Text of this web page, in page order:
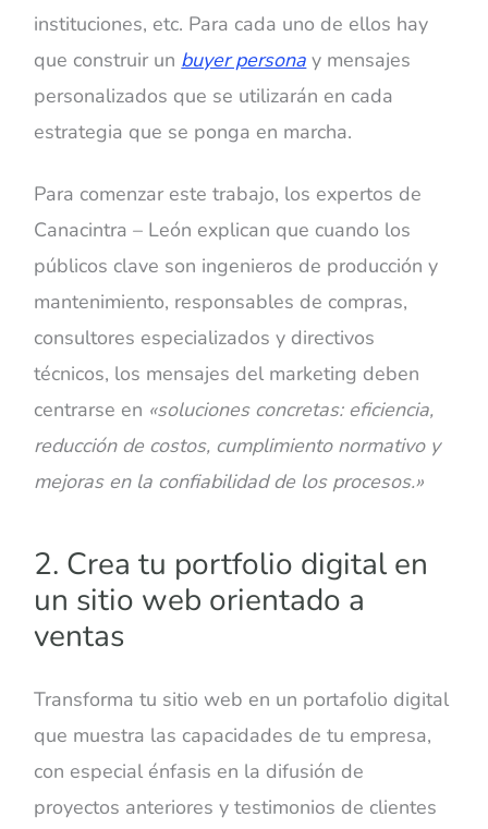
instituciones, etc. Para cada uno de ellos hay
que construir un buyer persona y mensajes
personalizados que se utilizarán en cada
estrategia que se ponga en marcha.
Para comenzar este trabajo, los expertos de
Canacintra – León explican que cuando los
públicos clave son ingenieros de producción y
mantenimiento, responsables de compras,
consultores especializados y directivos
técnicos, los mensajes del marketing deben
centrarse en «soluciones concretas: eficiencia,
reducción de costos, cumplimiento normativo y
mejoras en la confiabilidad de los procesos.»
2. Crea tu portfolio digital en
un sitio web orientado a
ventas
Transforma tu sitio web en un portafolio digital
que muestra las capacidades de tu empresa,
con especial énfasis en la difusión de
proyectos anteriores y testimonios de clientes